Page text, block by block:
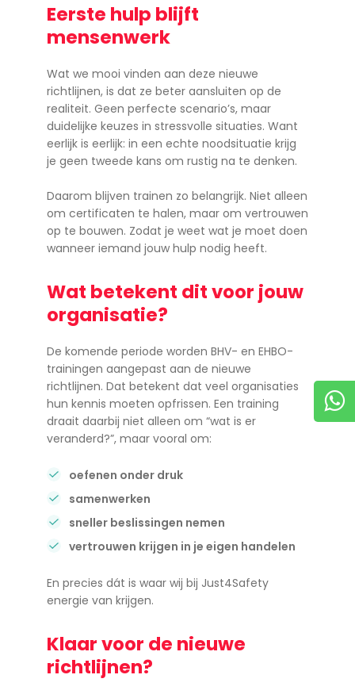
Eerste hulp blijft
mensenwerk
Wat we mooi vinden aan deze nieuwe
richtlijnen, is dat ze beter aansluiten op de
realiteit. Geen perfecte scenario’s, maar
duidelijke keuzes in stressvolle situaties. Want
eerlijk is eerlijk: in een echte noodsituatie krijg
je geen tweede kans om rustig na te denken.
Daarom blijven trainen zo belangrijk. Niet alleen
om certificaten te halen, maar om vertrouwen
op te bouwen. Zodat je weet wat je moet doen
wanneer iemand jouw hulp nodig heeft.
Wat betekent dit voor jouw
organisatie?
De komende periode worden BHV- en EHBO-
trainingen aangepast aan de nieuwe
richtlijnen. Dat betekent dat veel organisaties
hun kennis moeten opfrissen. Een training
draait daarbij niet alleen om “wat is er
veranderd?”, maar vooral om:
oefenen onder druk
samenwerken
sneller beslissingen nemen
vertrouwen krijgen in je eigen handelen
En precies dát is waar wij bij Just4Safety
energie van krijgen.
Klaar voor de nieuwe
richtlijnen?